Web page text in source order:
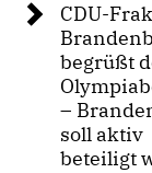
CDU-
begrüßt
–
soll aktiv
beteiligt